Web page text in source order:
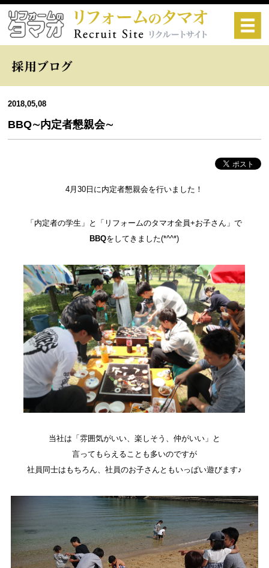
2018,05,08
BBQ∼内定者懇親会∼
4月30日に内定者懇親会を行いました！
「内定者の学生」と「リフォームのタマオ全員+お子さん」で
BBQをしてきました(*^^*)
当社は「雰囲気がいい、楽しそう、仲がいい」と
言ってもらえることも多いのですが
社員同士はもちろん、社員のお子さんともいっぱい遊びます♪